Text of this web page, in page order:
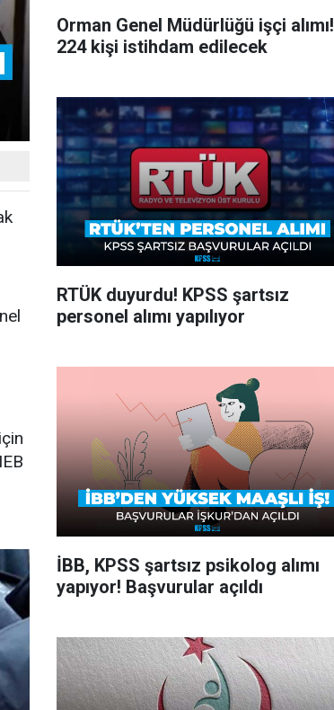
Orman Genel Müdürlüğü işçi alımı!
224 kişi istihdam edilecek
RTÜK duyurdu! KPSS şartsız
personel alımı yapılıyor
İBB, KPSS şartsız psikolog alımı
yapıyor! Başvurular açıldı